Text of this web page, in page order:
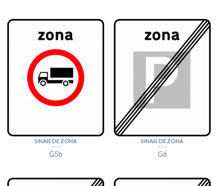
SINAIS DE ZONA
G5b
SINAIS DE ZONA
G6